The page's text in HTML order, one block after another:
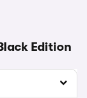
Edition